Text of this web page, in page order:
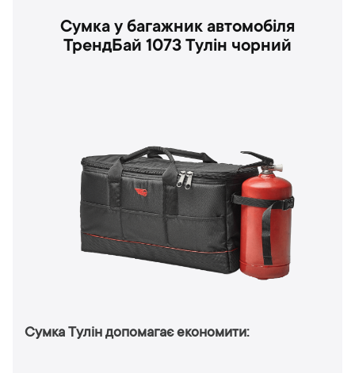
Сумка у багажник автомобіля
ТрендБай 1073 Тулін чорний
Сумка Тулін допомагає економити: